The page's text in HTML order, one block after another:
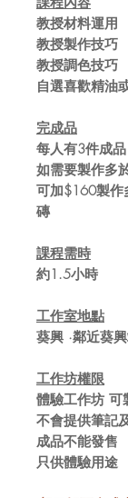
教授材料運用
教授製作技巧
教授調色技巧
自選喜歡精油
完成品
每人有3件成
如需要製作多
可加$160製作
磚
課程需時
約1.5小時
工作室地點
葵興 ·鄰近葵
工作坊權限
體驗工作坊 可
不會提供筆記
成品不能發售
只供體驗用途